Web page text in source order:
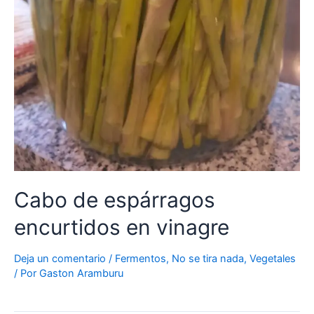
Cabo de espárragos
encurtidos en vinagre
Deja un comentario / Fermentos, No se tira nada, Vegetales
/ Por Gaston Aramburu